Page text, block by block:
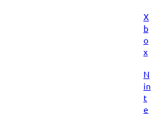
X
b
o
x
N
in
t
e